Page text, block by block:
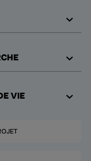
VIE